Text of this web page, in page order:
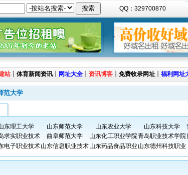
QQ：329700870
站 ┊ 体育新闻资讯 ┊ 网址大全 ┊ 资讯博客 ┊ 免费收录网址 ┊ 福利网址
范大学
东理工大学 山东师范大学 山东农业大学 山东科技大学
求实职业技术 曲阜师范大学 山东化工职业学院青岛职业技术学院
电子职业技术山东信息职业技术山东药品食品职业 山东德州科技职业